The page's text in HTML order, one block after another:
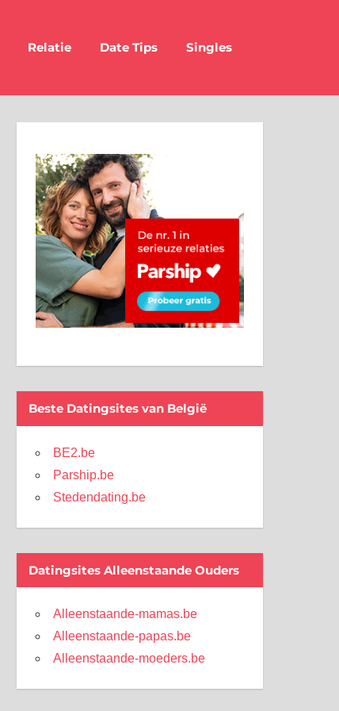
Relatie Date Tips Singles
Beste Datingsites van België
BE2.be
Parship.be
Stedendating.be
Datingsites Alleenstaande Ouders
Alleenstaande-mamas.be
Alleenstaande-papas.be
Alleenstaande-moeders.be